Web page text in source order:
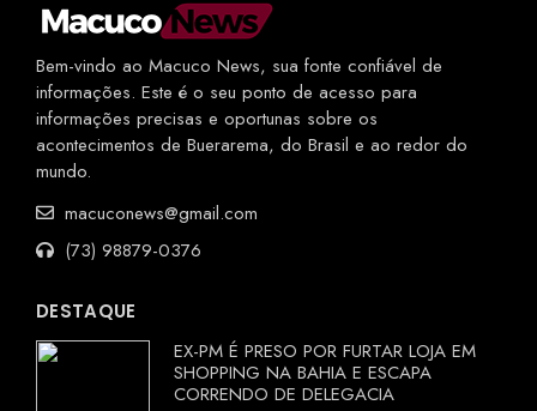
Bem-vindo ao Macuco News, sua fonte confiável de
informações. Este é o seu ponto de acesso para
informações precisas e oportunas sobre os
acontecimentos de Buerarema, do Brasil e ao redor do
mundo.
macuconews@gmail.com
(73) 98879-0376
DESTAQUE
EX-PM É PRESO POR FURTAR LOJA EM
SHOPPING NA BAHIA E ESCAPA
CORRENDO DE DELEGACIA